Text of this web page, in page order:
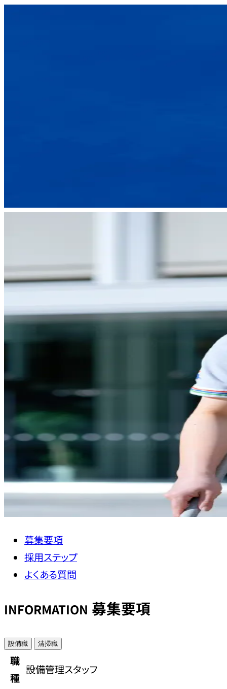
募集要項
採用ステップ
よくある質問
INFORMATION 募集要項
設備職 清掃職
職
種
設備管理スタッフ